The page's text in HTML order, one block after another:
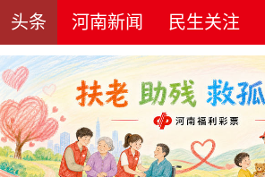
头条 河南新闻 民生关注